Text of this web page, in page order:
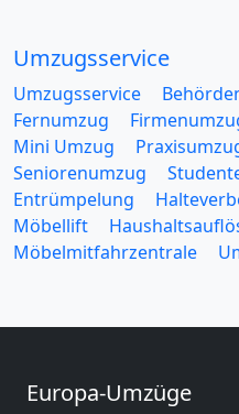
Umzugsservice
Umzugsservice
Fernumzug
Mini Umzug
Seniorenumzug
Entrümpelung
Möbellift
Möbelmitfahrzentrale
Europa-Umzüge